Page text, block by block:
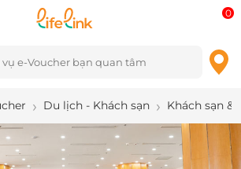
0
Du lịch - Khách sạn Khách sạn &